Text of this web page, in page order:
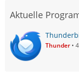
Aktuelle
Thunder